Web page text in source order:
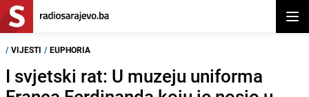
/ VIJESTI / EUPHORIA
I svjetski rat: U muzeju uniforma